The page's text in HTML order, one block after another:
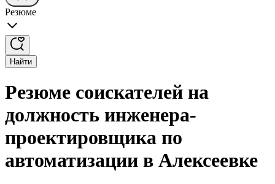
Резюме
Найти
Резюме соискателей на
должность инженера-
проектировщика по
автоматизации в Алексеевке